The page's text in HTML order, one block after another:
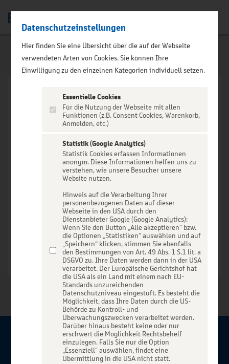
VERANSTALTUNG NICHT
GEFUNDEN
Zur Startseite
Über BBBank-Entertain
Datenschutzeinstellungen
Hier finden Sie eine Übersicht über die auf der Webseite
verwendeten Arten von Cookies. Sie können Ihre
Einwilligung zu den einzelnen Kategorien individuell setzen.
Essentielle Cookies
Für die Nutzung der Webseite mit allen
Funktionen (z.B. Consent Cookies, Warenkorb,
Anmelden, etc.)
Statistik (Google Analytics)
Statistik Cookies erfassen Informationen
anonym. Diese Informationen helfen uns zu
verstehen, wie unsere Besucher unsere
Website nutzen.
Hinweis auf die Verarbeitung Ihrer
personenbezogenen Daten auf dieser
Webseite in den USA durch den
Dienstanbieter Google (Google Analytics):
Wenn Sie den Button „Alle akzeptieren“ bzw.
die Optionen „Statistiken“ auswählen und auf
„Speichern“ klicken, stimmen Sie ebenfalls
den Bestimmungen von Art. 49 Abs. 1 S.1 lit. a
DSGVO zu. Ihre Daten werden dann in der USA
verarbeitet. Der Europäische Gerichtshof hat
die USA als ein Land mit einem nach EU-
Standards unzureichenden
Datenschutzniveau eingestuft. Es besteht die
Möglichkeit, dass Ihre Daten durch die US-
Behörde zu Kontroll- und
Überwachungszwecken verarbeitet werden.
Darüber hinaus besteht keine oder nur
erschwert die Möglichkeit Rechtsbehelf
einzulegen. Falls Sie nur die Option
„Essenziell“ auswählen, findet eine
Übermittlung in die USA nicht statt.